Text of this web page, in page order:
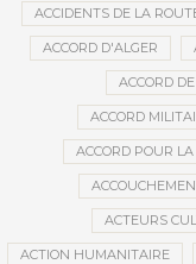
ACCIDENTS DE LA
ACCORD D'ALGER
ACCORD
ACCORD
ACCORD POUR
ACTEURS
ACTION HUMANITAIRE